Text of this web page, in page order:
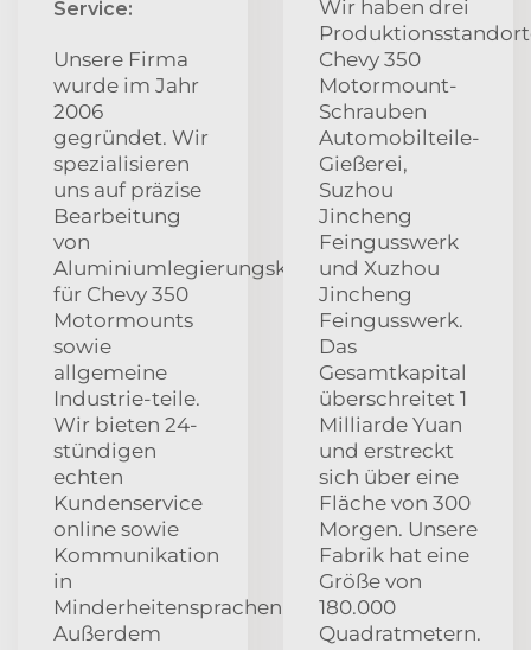
Service:
Unsere Firma
wurde im Jahr
2006
gegründet. Wir
spezialisieren
uns auf präzise
Bearbeitung
von
Aluminiumlegierungskomponenten
für Chevy 350
Motormounts
sowie
allgemeine
Industrie-teile.
Wir bieten 24-
stündigen
echten
Kundenservice
online sowie
Kommunikation
in
Minderheitensprachen.
Außerdem
Wir haben drei
Chevy 350
Motormount-
Schrauben
Automobilteile-
Gießerei,
Suzhou
Jincheng
Feingusswerk
und Xuzhou
Jincheng
Feingusswerk.
Das
Gesamtkapital
überschreitet 1
Milliarde Yuan
und erstreckt
sich über eine
Fläche von 300
Morgen. Unsere
Fabrik hat eine
Größe von
180.000
Quadratmetern.